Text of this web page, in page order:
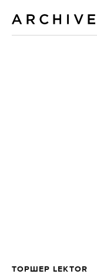
ТОРШЕР LEKTOR